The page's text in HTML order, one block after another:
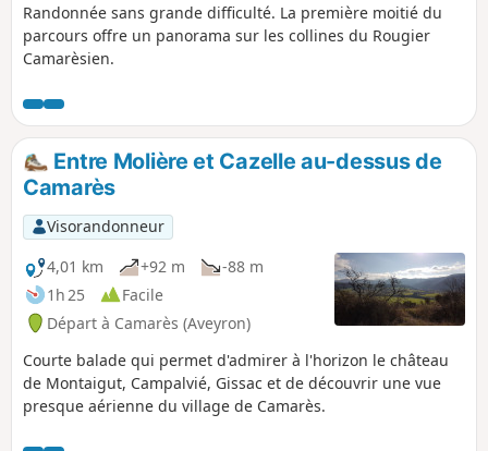
Randonnée sans grande difficulté. La première moitié du
parcours offre un panorama sur les collines du Rougier
Camarèsien.
Entre Molière et Cazelle au-dessus de
Camarès
Visorandonneur
4,01 km
+92 m
-88 m
1h 25
Facile
Départ à Camarès (Aveyron)
Courte balade qui permet d'admirer à l'horizon le château
de Montaigut, Campalvié, Gissac et de découvrir une vue
presque aérienne du village de Camarès.